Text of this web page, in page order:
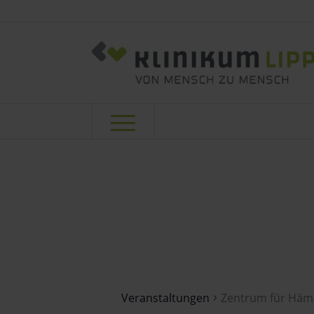
Veranstaltungen Zentrum für